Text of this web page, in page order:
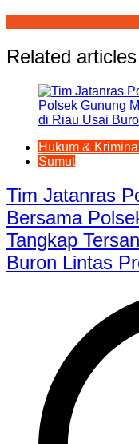
Related articles
Hukum & Kriminal
Sumut
Tim Jatanras
Bersama
Tangkap
Buron Lintas